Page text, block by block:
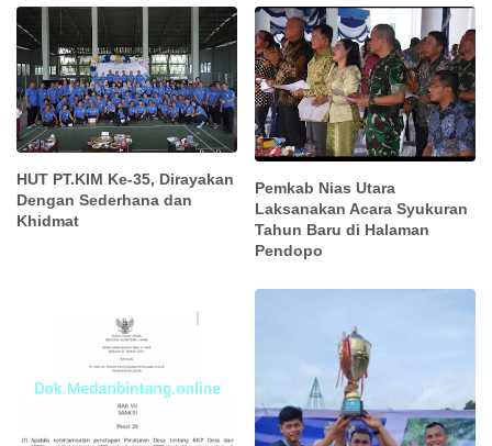
HUT PT.KIM Ke-35, Dirayakan
Dengan Sederhana dan
Khidmat
Pemkab Nias Utara
Laksanakan Acara Syukuran
Tahun Baru di Halaman
Pendopo